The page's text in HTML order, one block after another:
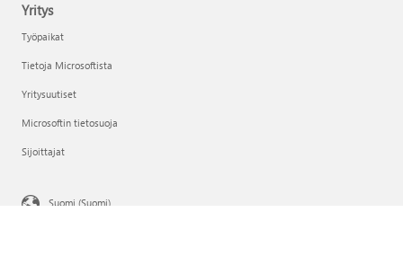
Yritys
Työpaikat
Tietoja Microsoftista
Yritysuutiset
Microsoftin tietosuoja
Sijoittajat
Suomi (Suomi)